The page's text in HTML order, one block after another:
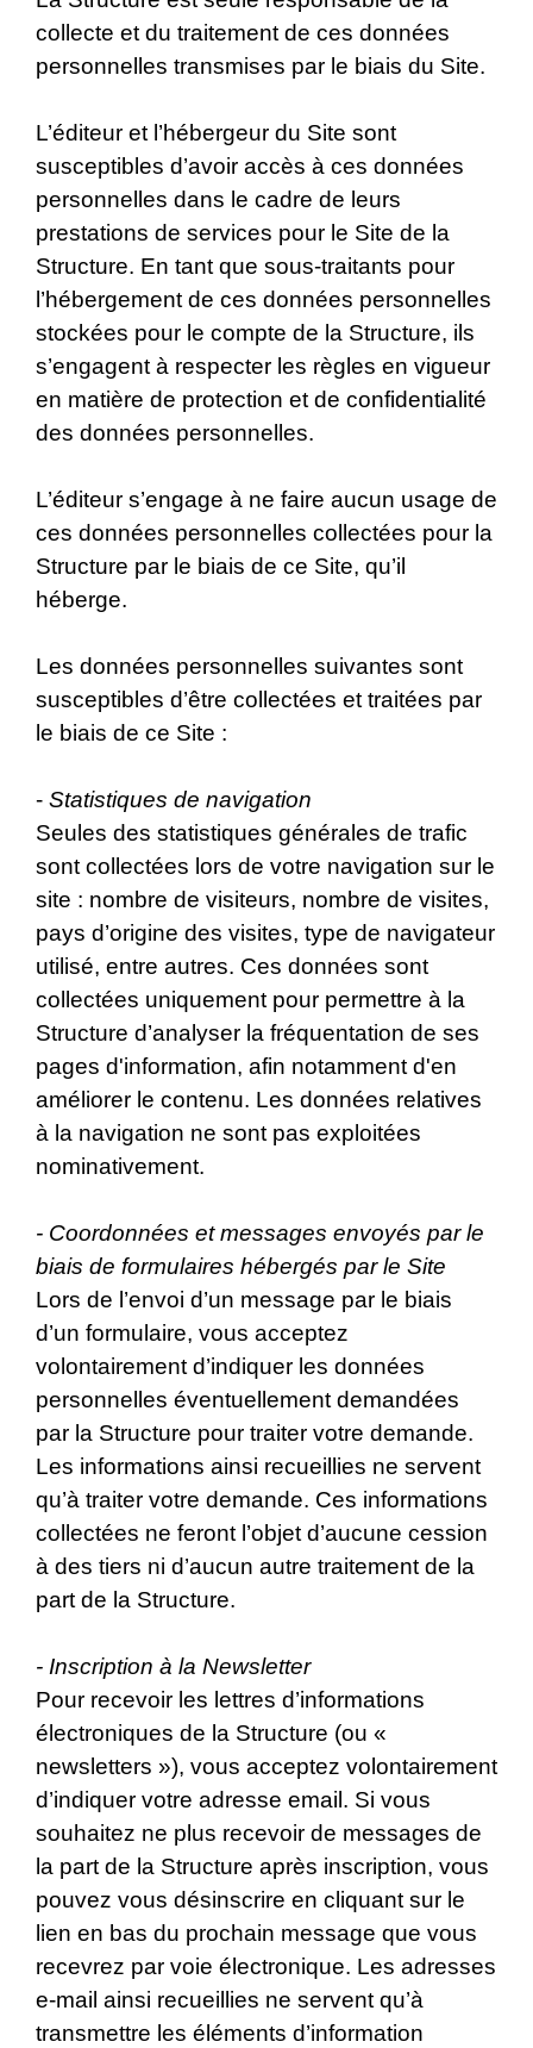
collecte et du traitement de ces données
personnelles transmises par le biais du Site.
L’éditeur et l’hébergeur du Site sont
susceptibles d’avoir accès à ces données
personnelles dans le cadre de leurs
prestations de services pour le Site de la
Structure. En tant que sous-traitants pour
l’hébergement de ces données personnelles
stockées pour le compte de la Structure, ils
s’engagent à respecter les règles en vigueur
en matière de protection et de confidentialité
des données personnelles.
L’éditeur s’engage à ne faire aucun usage de
ces données personnelles collectées pour la
Structure par le biais de ce Site, qu’il
héberge.
Les données personnelles suivantes sont
susceptibles d’être collectées et traitées par
le biais de ce Site :
- Statistiques de navigation
Seules des statistiques générales de trafic
sont collectées lors de votre navigation sur le
site : nombre de visiteurs, nombre de visites,
pays d’origine des visites, type de navigateur
utilisé, entre autres. Ces données sont
collectées uniquement pour permettre à la
Structure d’analyser la fréquentation de ses
pages d'information, afin notamment d'en
améliorer le contenu. Les données relatives
à la navigation ne sont pas exploitées
nominativement.
- Coordonnées et messages envoyés par le
biais de formulaires hébergés par le Site
Lors de l’envoi d’un message par le biais
d’un formulaire, vous acceptez
volontairement d’indiquer les données
personnelles éventuellement demandées
par la Structure pour traiter votre demande.
Les informations ainsi recueillies ne servent
qu’à traiter votre demande. Ces informations
collectées ne feront l’objet d’aucune cession
à des tiers ni d’aucun autre traitement de la
part de la Structure.
- Inscription à la Newsletter
Pour recevoir les lettres d’informations
électroniques de la Structure (ou «
newsletters »), vous acceptez volontairement
d’indiquer votre adresse email. Si vous
souhaitez ne plus recevoir de messages de
la part de la Structure après inscription, vous
pouvez vous désinscrire en cliquant sur le
lien en bas du prochain message que vous
recevrez par voie électronique. Les adresses
e-mail ainsi recueillies ne servent qu’à
transmettre les éléments d’information